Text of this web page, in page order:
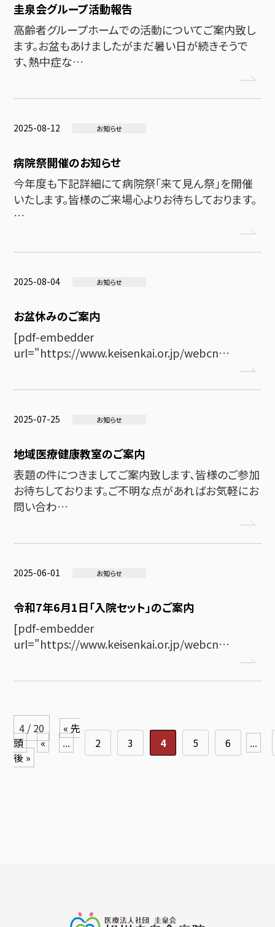
圭泉会グループ活動報告
高齢者グループホームでの活動についてご案内致し
ます。お盆もあけましたがまだ暑い日が続きそうで
す、熱中症な…
2025-08-12 お知らせ
病院祭開催のお知らせ
今年度も下記詳細にて病院祭「来て見ん祭」を開催
いたします。皆様のご来場心よりお待ちしております。
…
2025-08-04 お知らせ
お盆休みのご案内
[pdf-embedder
url="https://www.keisenkai.or.jp/webcn…
2025-07-25 お知らせ
地域医療健康教室のご案内
表題の件につきましてご案内致します、皆様のご参加
お待ちしております。ご不明な点があればお気軽にお
問い合わ…
2025-06-01 お知らせ
令和7年6月1日「入院セット」のご案内
[pdf-embedder
url="https://www.keisenkai.or.jp/webcn…
4 / 20
« 先
頭
« ... 2 3 4 5 6
...
後 »